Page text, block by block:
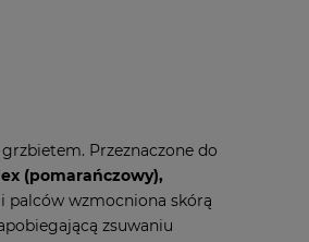
Przeznaczone do
(pomarańczowy),
palców wzmocniona skórą
zsuwaniu